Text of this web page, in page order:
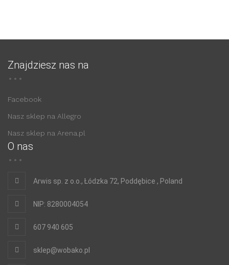
Znajdziesz nas na
Facebook
Nasz sklep na Allegro
Nasz sklep na Arena.pl
O nas
Arwis sp. z o.o., Łódzka 72, Poddębice , Poland
NIP: 8280004054
607 940 605
sklep@wobako.pl